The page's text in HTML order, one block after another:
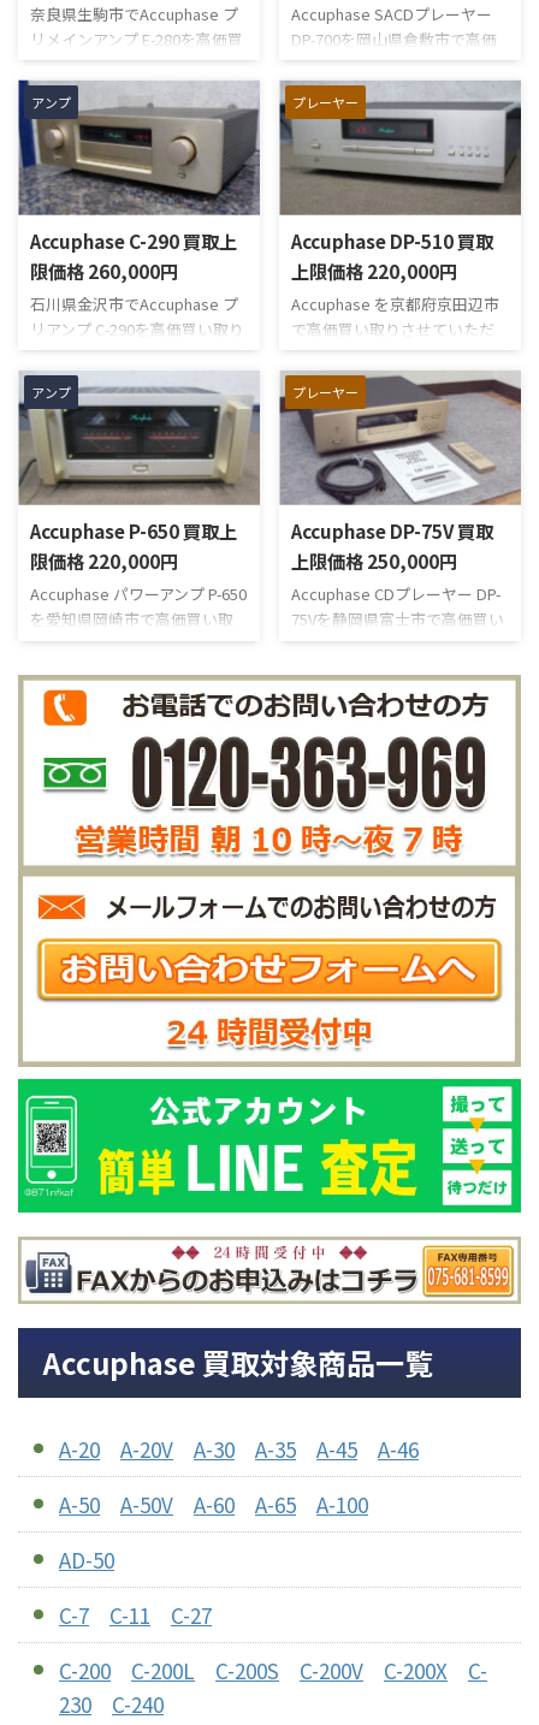
奈良県生駒市でAccuphase プ
リメインアンプ E-280を高価買
い取りさせていただきまし
た。AAVA方式ボリューム・コ
ントロール搭載のプリメイン
アンプです。本商品は、前オー
ナー様がオーディオルームで大
切に使用されていましたので、
使用による小キズがほとんど
なく、使用感もあまり感じら
れません。元箱や電源ケーブ
ル、リモコン、取説も揃ってい
ます。機能的にも問題は無く、
イッチ、各ノブすべて正常に動
作しています。音出しも正常で
ガリなどもありませんでした。
とても良いコンディションだと
思わ ...
Accuphase SACDプレーヤー
DP-700を岡山県倉敷市で高価
買い取りさせていただきまし
た。同社のDP-800、DC-801で
培われた技術が継承された
SACDプレーヤーです。本商品
は、前オーナー様がオーディオ
ルームで大切に使用されてい
ましたので、小キズやヨゴレが
ほとんどなく、使用感もあま
り感じられません。元箱や電
源ケーブル、取扱説明書、リモ
コンなどの付属品が揃ってお
ンです。音出しにも問題は無
く、正常な音出しを確認して
います。トレイの開閉もスムー
ズですし、SACDやCD ...
アンプ
Accuphase C-290 買取上
限価格 260,000円
石川県金沢市でAccuphase プ
リアンプ C-290を高価買い取り
させていただきました。 同社
のC-280Vをベースに更なる音
質向上を目指して開発された
モデルです。 本商品は、些細
な小キズがあるものの、目立
つような大きなキズは無く、
ご使用には差し支えありませ
ん。前面パネルの各ツマミ、
各ボタンどれも正常に動作し
ています。背面の各端子も全て
正常で、不具合はありませんで
した。 また、正常な音出しも
く、良いコンディションの個体
だと思われます。
プレーヤー
Accuphase DP-510 買取
上限価格 220,000円
Accuphase を京都府京田辺市
で高価買い取りさせていただ
きました。同社のDP-500の後
継機として開発され、DP-500
で培った技術が継承されたCD
プレーヤーです。本商品は、前
オーナー様が大切に使用され
ていましたので、使用による小
キズやヨゴレも少なく、使用
感もあまり感じられません。
とてもキレイな外観です。機能
的にも問題は無く、CDの読み
込みや再生もスムーズに行え、
正常な音出しを確認していま
CDトレイの開閉も問題はあり
ませんでした。リモコンのボタ
ンもすべて正常です。元箱や電
...
アンプ
Accuphase P-650 買取上
限価格 220,000円
Accuphase パワーアンプ P-650
を愛知県岡崎市で高価買い取
りさせていただきました。 本
商品は、前オーナー様がオー
ディオルームで大切に使用され
ていましたので、使用による小
キズもほとんど無く、とてもキ
レイな印象の外観です。もちろ
ん、禁煙・禁ペットでの環境
です。 動作も問題は無く、正
常な音出しを確認しています。
また、メーター表示やメータ
ーランプ、背面の各端子も全
て正常に動作していました。
とても良いコンディションの個
体だと思われます。
プレーヤー
Accuphase DP-75V 買取
上限価格 250,000円
Accuphase CDプレーヤー DP-
75Vを静岡県富士市で高価買い
取りさせていただきました。
お客様は10年以上このDP-75V
を愛用されてきましたが、同
じAccuphaseのDP-550へ買い
替えられた為、この機種をご
売却されました。 お客様はか
つてのオーディオブーム全盛の
頃からオーディオに凝り始めた
そうです。最初は他メーカーの
エントリー機を使用していま
したが、すぐに更なる音質を
求めて上級機へ買い替えられ
ました。その後、様々なメー
カーの機器を試し、ついに
Accuphaseの「音」へ辿り着
いたそうです ...
Accuphase 買取対象商品一覧
A-20 A-20V A-30 A-35 A-45
A-46
A-50
A-50V A-60 A-65
A-100
AD-50
C-7
C-11
C-27
C-200
C-200L C-200S C-200V C-200X
C-
230
C-240